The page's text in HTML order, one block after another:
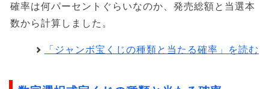
確率は何パーセントぐらいなのか、発売総額と当選本
数から計算しました。
「ジャンボ宝くじの種類と当たる確率」を読む